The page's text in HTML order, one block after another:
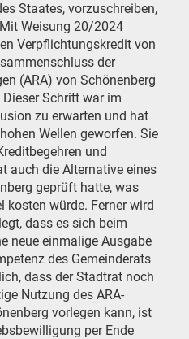
Staates, vorzuschreiben,
Weisung 20/2024
Verpflichtungskredit von
der
(ARA) von Schönenberg
Schritt war im
zu erwarten und hat
Wellen geworfen. Sie
und
auch die Alternative eines
geprüft hatte, was
würde. Ferner wird
dass es sich beim
neue einmalige Ausgabe
des Gemeinderats
dass der Stadtrat noch
Nutzung des ARA-
vorlegen kann, ist
per Ende